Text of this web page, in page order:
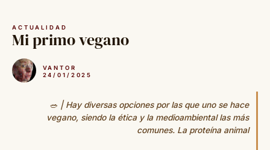
contenido
ACTUALIDAD
Mi primo vegano
VANTOR
24/01/2025
🥗 | Hay diversas opciones por las que uno se hace
vegano, siendo la ética y la medioambiental las más
comunes. La proteína animal